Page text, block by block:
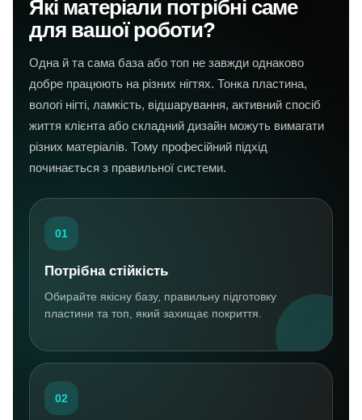
Які матеріали потрібні саме
для вашої роботи?
Одна й та сама база або топ не завжди однаково
добре працюють на різних нігтях. Тонка пластина,
вологі нігті, ламкість, відшарування, активний спосіб
життя клієнта або складний дизайн можуть вимагати
різних матеріалів. Тому професійний підхід
починається з правильної системи.
01
Потрібна стійкість
Обирайте якісну базу, правильну підготовку
пластини та топ, який захищає покриття.
02